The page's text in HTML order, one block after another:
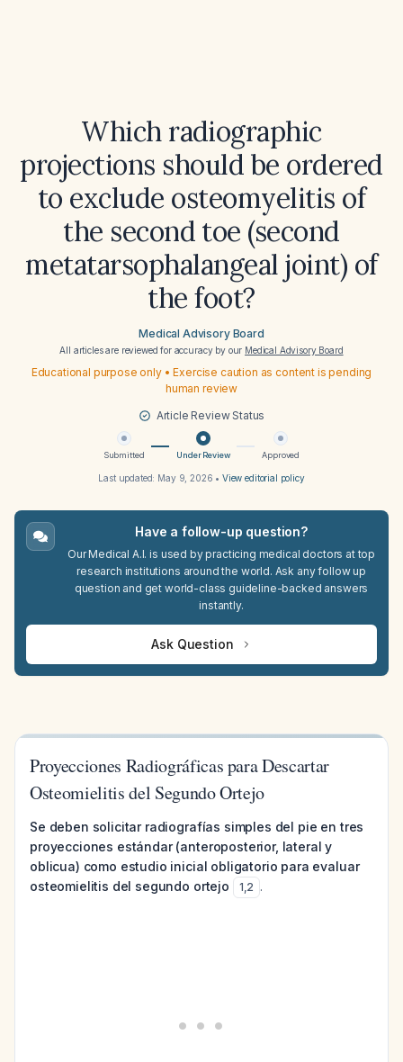
Which radiographic
projections should be ordered
to exclude osteomyelitis of
the second toe (second
metatarsophalangeal joint) of
the foot?
Medical Advisory Board
All articles are reviewed for accuracy by our Medical Advisory Board
Educational purpose only • Exercise caution as content is pending
human review
Article Review Status
Submitted Under Review Approved
Last updated: May 9, 2026 • View editorial policy
Have a follow-up question?
Our Medical A.I. is used by practicing medical doctors at top
research institutions around the world. Ask any follow up
question and get world-class guideline-backed answers
instantly.
Ask Question
Proyecciones Radiográficas para Descartar
Osteomielitis del Segundo Ortejo
Se deben solicitar radiografías simples del pie en tres
proyecciones estándar (anteroposterior, lateral y
oblicua) como estudio inicial obligatorio para evaluar
osteomielitis del segundo ortejo
1,2 .